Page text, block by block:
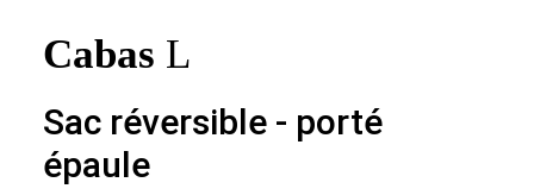
Cabas L
Sac réversible - porté
épaule